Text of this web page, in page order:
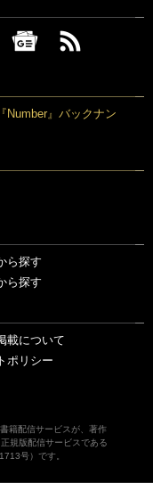
Number』バックナン
ら探す
ら探す
載について
ポリシー
籍配信サービスが、著作
規版配信サービスである
号）です。